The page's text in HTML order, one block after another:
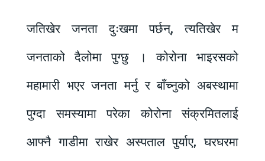
जतिखेर जनता दुःखमा पर्छन्, त्यतिखेर म
जनताको दैलोमा पुग्छु । कोरोना भाइरसको
महामारी भएर जनता मर्नु र बाँच्नुको अबस्थामा
पुग्दा समस्यामा परेका कोरोना संक्रमितलाई
आफ्नै गाडीमा राखेर अस्पताल पुर्याए, घरघरमा